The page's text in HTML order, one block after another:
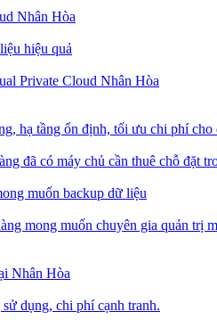
Nhân Hòa
hiệu quả
Private Cloud Nhân Hòa
hạ tầng ổn định, tối ưu chi phí cho
đã có máy chủ cần thuê chỗ đặt
muốn backup dữ liệu
mong muốn chuyên gia quản trị
Nhân Hòa
dụng, chi phí cạnh tranh.